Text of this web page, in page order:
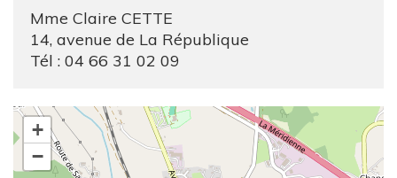
Mme Claire CETTE
14, avenue de La République
Tél : 04 66 31 02 09
+
−